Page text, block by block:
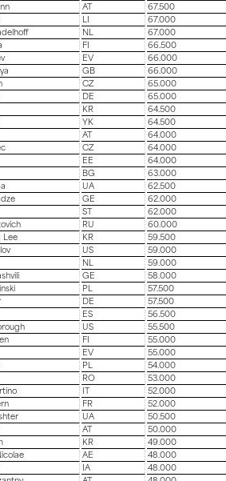
AT
67.500
LI
67.000
NL
67.000
FI
66.500
EV
66.000
GB
66.000
CZ
65.000
DE
65.000
KR
64.500
YK
64.500
AT
64.000
CZ
64.000
EE
64.000
BG
63.000
UA
62.500
GE
62.000
ST
62.000
RU
60.000
Lee KR
59.500
US
59.000
NL
59.000
GE
58.000
PL
57.500
DE
57.500
ES
56.500
US
55.500
FI
55.000
EV
55.000
PL
54.000
RO
53.000
52.000
FR
52.000
UA
50.500
AT
50.000
KR
49.000
AE
48.000
IA
48.000